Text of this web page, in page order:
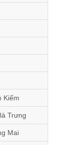
Kiếm
Trưng
Mai